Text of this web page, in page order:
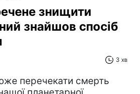
знищити
знайшов спосіб
3 хв
перечекати смерть